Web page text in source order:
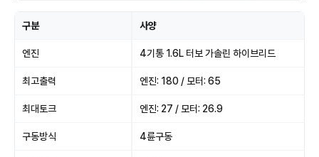
구분 사양
엔진 4기통 1.6L 터보 가솔린 하이브리드
최고출력 엔진: 180 / 모터: 65
최대토크 엔진: 27 / 모터: 26.9
구동방식 4륜구동